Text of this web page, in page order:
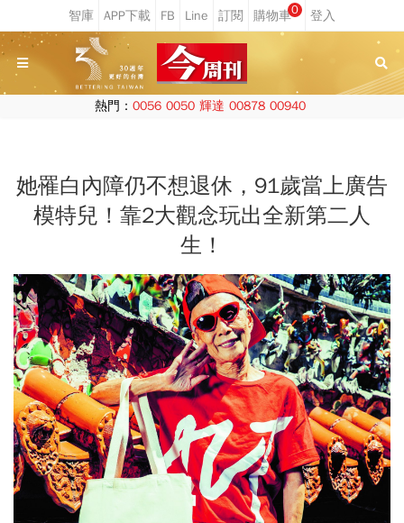
0
熱門： 0056 0050 輝達 00878 00940
她罹白內障仍不想退休，91歲當上廣告
模特兒！靠2大觀念玩出全新第二人
生！